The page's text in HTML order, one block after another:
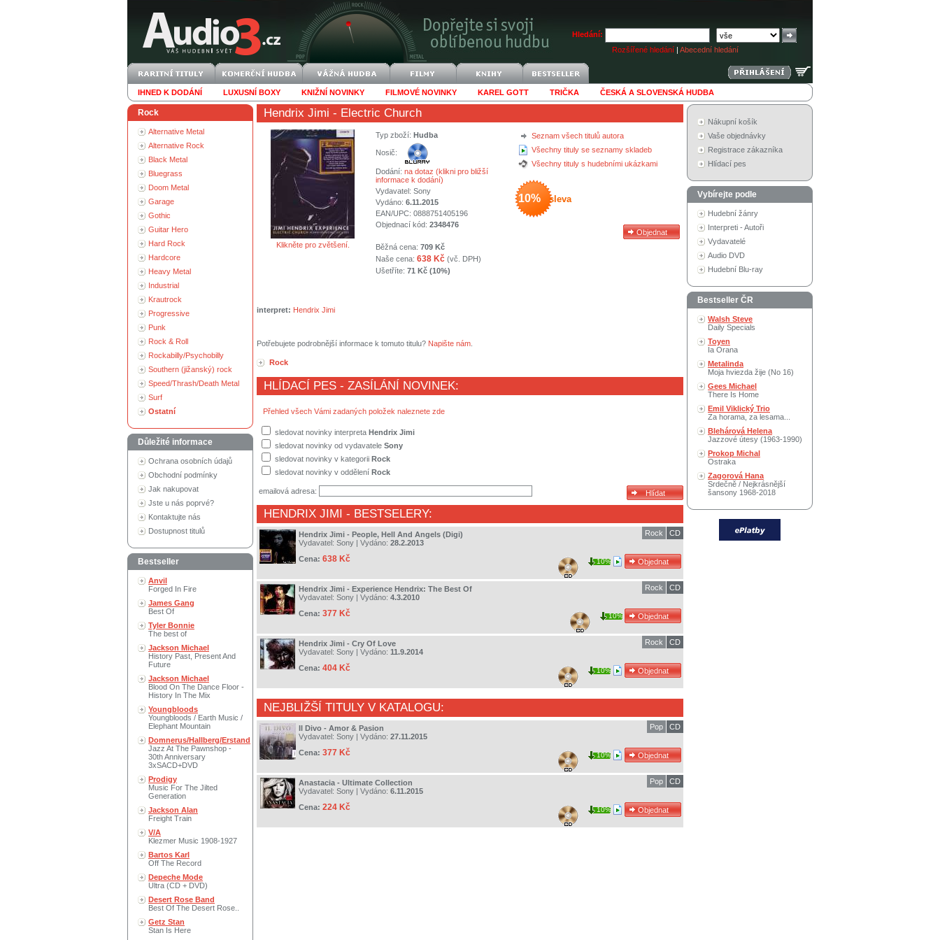
Hledání:
Rozšířené hledání | Abecední hledání
IHNED K DODÁNÍ LUXUSNÍ BOXY KNIŽNÍ NOVINKY FILMOVÉ NOVINKY KAREL GOTT TRIČKA ČESKÁ A SLOVENSKÁ HUDBA
Rock
Alternative Metal
Alternative Rock
Black Metal
Bluegrass
Doom Metal
Garage
Gothic
Guitar Hero
Hard Rock
Hardcore
Heavy Metal
Industrial
Krautrock
Progressive
Punk
Rock & Roll
Rockabilly/Psychobilly
Southern (jižanský) rock
Speed/Thrash/Death Metal
Surf
Ostatní
Důležité informace
Ochrana osobních údajů
Obchodní podmínky
Jak nakupovat
Jste u nás poprvé?
Kontaktujte nás
Dostupnost titulů
Bestseller
Anvil
Forged In Fire
James Gang
Best Of
Tyler Bonnie
The best of
Jackson Michael
History Past, Present And
Future
Jackson Michael
Blood On The Dance Floor -
History In The Mix
Youngbloods
Youngbloods / Earth Music /
Elephant Mountain
Domnerus/Hallberg/Erstand
Jazz At The Pawnshop -
30th Anniversary
3xSACD+DVD
Prodigy
Music For The Jilted
Generation
Jackson Alan
Freight Train
V/A
Klezmer Music 1908-1927
Bartos Karl
Off The Record
Depeche Mode
Ultra (CD + DVD)
Desert Rose Band
Best Of The Desert Rose..
Getz Stan
Stan Is Here
Hendrix Jimi - Electric Church
Klikněte pro zvětšení.
Seznam všech titulů autora
Všechny tituly se seznamy skladeb
Všechny tituly s hudebními ukázkami
10% sleva
Typ zboží: Hudba
Nosič:
Dodání: na dotaz (klikni pro bližší
informace k dodání)
Vydavatel: Sony
Vydáno: 6.11.2015
EAN/UPC: 0888751405196
Objednací kód: 2348476
Běžná cena: 709 Kč
Naše cena: 638 Kč (vč. DPH)
Ušetříte: 71 Kč (10%)
interpret: Hendrix Jimi
Potřebujete podrobnější informace k tomuto titulu? Napište nám
Rock
HLÍDACÍ PES - ZASÍLÁNÍ NOVINEK:
Přehled všech Vámi zadaných položek naleznete zde
sledovat novinky interpreta Hendrix Jimi
sledovat novinky od vydavatele Sony
sledovat novinky v kategorii Rock
sledovat novinky v oddělení Rock
emailová adresa:
HENDRIX JIMI - BESTSELERY:
Hendrix Jimi - People, Hell And Angels (Digi)
Vydavatel: Sony | Vydáno: 28.2.2013
Cena: 638 Kč
CD
Rock
10%
Hendrix Jimi - Experience Hendrix: The Best Of
Vydavatel: Sony | Vydáno: 4.3.2010
Cena: 377 Kč
CD
Rock
10%
Hendrix Jimi - Cry Of Love
Vydavatel: Sony | Vydáno: 11.9.2014
Cena: 404 Kč
CD
Rock
10%
NEJBLIŽŠÍ TITULY V KATALOGU:
Il Divo - Amor & Pasion
Vydavatel: Sony | Vydáno: 27.11.2015
Cena: 377 Kč
CD
Pop
10%
Anastacia - Ultimate Collection
Vydavatel: Sony | Vydáno: 6.11.2015
Cena: 224 Kč
CD
Pop
10%
Nákupní košík
Vaše objednávky
Registrace zákazníka
Hlídací pes
Vybírejte podle
Hudební žánry
Interpreti - Autoři
Vydavatelé
Audio DVD
Hudební Blu-ray
Bestseller ČR
Walsh Steve
Daily Specials
Toyen
Ia Orana
Metalinda
Moja hviezda žije (No 16)
Gees Michael
There Is Home
Emil Viklický Trio
Za horama, za lesama...
Blehárová Helena
Jazzové útesy (1963-1990)
Prokop Michal
Ostraka
Zagorová Hana
Srdečně / Nejkrásnější
šansony 1968-2018